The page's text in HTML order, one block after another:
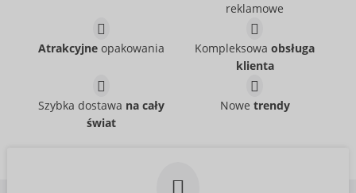
reklamowe
Atrakcyjneopakowania Kompleksowaobsługa
klienta
Szybka dostawa na cały
świat
Nowe trendy